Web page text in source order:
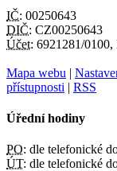
IČ: 00250643
DIČ: CZ00250643
Účet: 6921281/0100,
Mapa webu |
přístupnosti | RSS
Úřední hodiny
PO: dle telefonické
ÚT: dle telefonické